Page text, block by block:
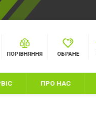
ПОРІВНЯННЯ ОБРАНЕ
ПРО НАС